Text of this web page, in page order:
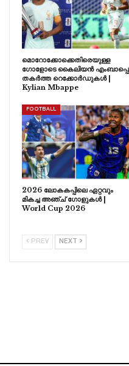
മൊറോക്കോക്കെതിരെയുള്ള
ഗോളോടെ കൈലിയൻ എംബാപ്പെ
തകർത്ത റെക്കോർഡുകൾ |
Kylian Mbappe
FOOTBALL
2026 ലോകകപ്പിലെ ഏറ്റവും
മികച്ച അഞ്ച് ഗോളുകൾ |
World Cup 2026
PREV NEXT